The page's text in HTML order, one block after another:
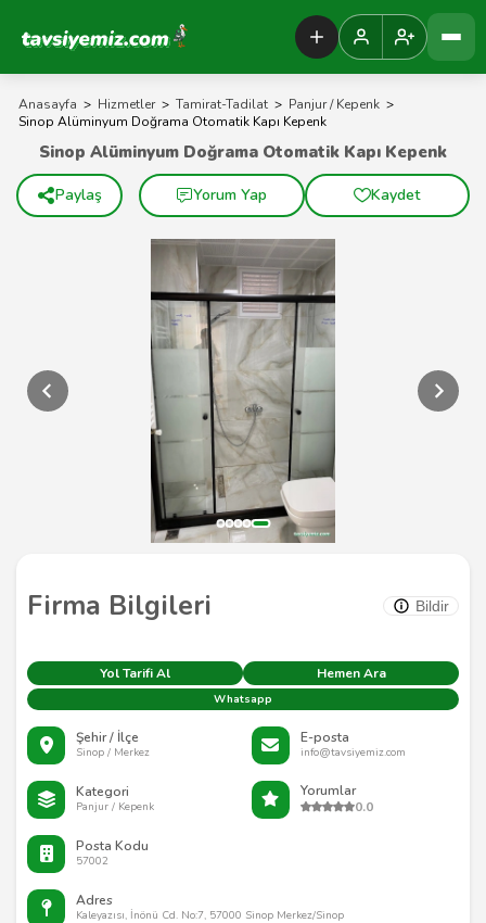
Tavsiyemiz Anasayfa
Anasayfa > Hizmetler > Tamirat-Tadilat > Panjur / Kepenk >
Sinop Alüminyum Doğrama Otomatik Kapı Kepenk
Firma Bilgileri Bildir
Yol Tarifi Al Hemen Ara
Whatsapp
Şehir / İlçe
Sinop / Merkez
E-posta
info@tavsiyemiz.com
Kategori
Panjur / Kepenk
Yorumlar
0.0
Posta Kodu
57002
Adres
Kaleyazısı, İnönü Cd. No:7, 57000 Sinop Merkez/Sinop
Sinop Alüminyum Doğrama Otomatik Kapı Kepenk
Paylaş Yorum Yap Kaydet